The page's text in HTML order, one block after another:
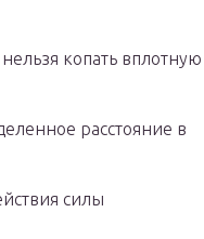
копать вплотную
расстояние в
силы